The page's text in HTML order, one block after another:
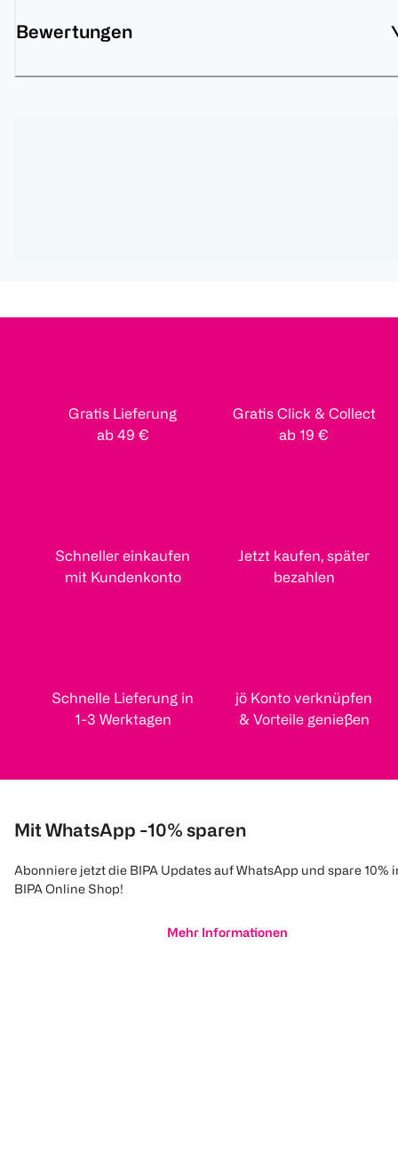
Bewertungen
Gratis Lieferung
ab 49 €
Gratis Click & Collect
ab 19 €
Schneller einkaufen
mit Kundenkonto
Jetzt kaufen, später
bezahlen
Schnelle Lieferung in
1-3 Werktagen
jö Konto verknüpfen
& Vorteile genießen
Mit WhatsApp -10% sparen
Abonniere jetzt die BIPA Updates auf WhatsApp und spare 10%
BIPA Online Shop!
Mehr Informationen